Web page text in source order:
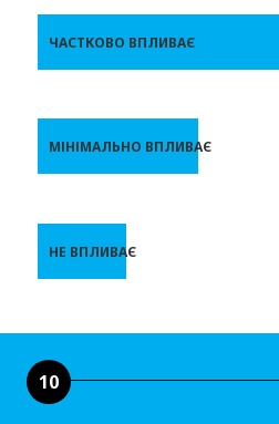
ЧАСТКОВО ВПЛИВАЄ
МІНІМАЛЬНО ВПЛИВАЄ
НЕ ВПЛИВАЄ
10